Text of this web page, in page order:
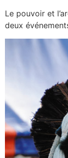
Le pouvoir et
deux